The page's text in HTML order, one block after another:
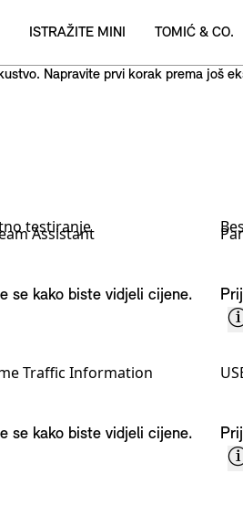
Napravite prvi korak prema još
testiranje
Assistant
se kako biste vidjeli cijene.
Traffic Information
se kako biste vidjeli cijene.